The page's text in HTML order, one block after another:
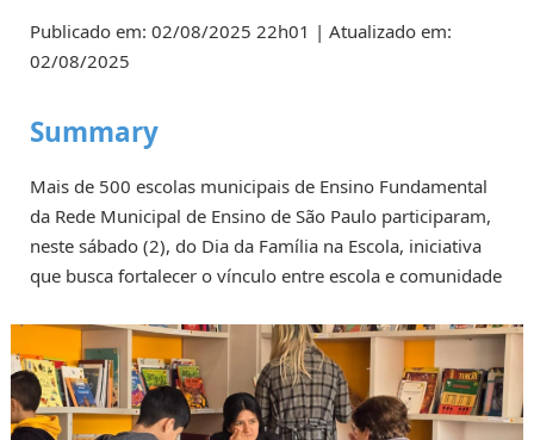
Publicado em: 02/08/2025 22h01 | Atualizado em:
02/08/2025
Summary
Mais de 500 escolas municipais de Ensino Fundamental
da Rede Municipal de Ensino de São Paulo participaram,
neste sábado (2), do Dia da Família na Escola, iniciativa
que busca fortalecer o vínculo entre escola e comunidade